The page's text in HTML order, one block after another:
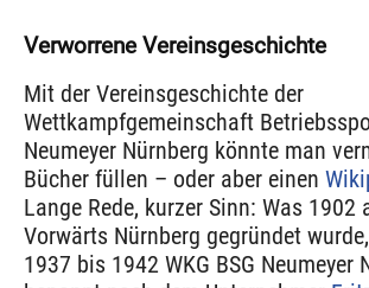
Verworrene Vereinsgeschichte
Mit der Vereinsgeschichte der
Wettkampfgemeinschaft
Neumeyer Nürnberg könnte man
Bücher füllen – oder aber einen
Lange Rede, kurzer Sinn: Was 1902
Vorwärts Nürnberg gegründet
1937 bis 1942 WKG BSG Neumeyer